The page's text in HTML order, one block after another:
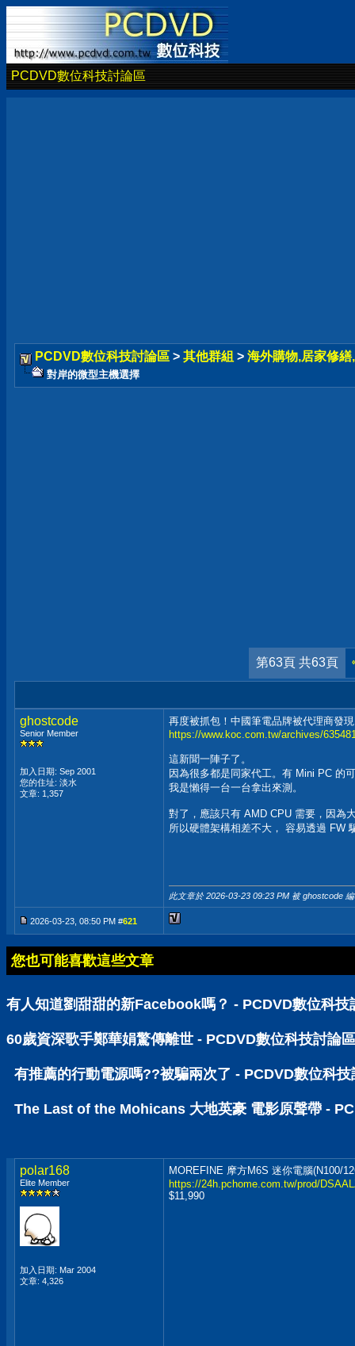
PCDVD數位科技討論區
PCDVD數位科技討論區 > 其他群組 > 海外購物,居家修
對岸的微型主機選擇
第63頁 共63頁
ghostcode
Senior Member
加入日期: Sep 2001
您的住址: 淡水
文章: 1,357
再度被抓包！中國筆電品牌被代理商發
https://www.koc.com.tw/archives/
這新聞一陣子了。
因為很多都是同家代工。有 Mini PC 的
我是懶得一台一台拿出來測。
對了，應該只有 AMD CPU 需要，因為
所以硬體架構相差不大， 容易透過 FW
此文章於 2026-03-23 09:23 PM 被 ghostcode
2026-03-23, 08:50 PM #621
您也可能喜歡這些文章
有人知道劉甜甜的新Facebook嗎？ - PCDVD數位科技
60歲資深歌手鄭華娟驚傳離世 - PCDVD數位科技討論區
有推薦的行動電源嗎??被騙兩次了 - PCDVD數位科技
The Last of the Mohicans 大地英豪 電影原聲帶 -
polar168
Elite Member
加入日期: Mar 2004
文章: 4,326
MOREFINE 摩方M6S 迷你電腦(N100/
https://24h.pchome.com.tw/prod/
$11,990